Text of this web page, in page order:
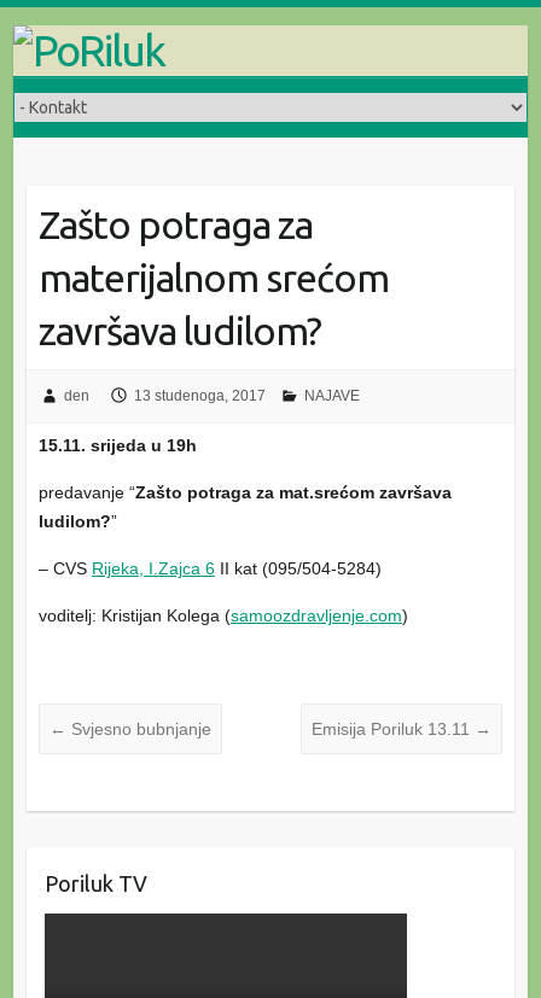
content
Zašto potraga za
materijalnom srećom
završava ludilom?
den 13 studenoga, 2017 NAJAVE
15.11. srijeda u 19h
predavanje “Zašto potraga za mat.srećom završava
ludilom?”
– CVS Rijeka, I.Zajca 6II kat (095/504-5284)
voditelj: Kristijan Kolega (samoozdravljenje.com)
← Svjesno bubnjanje Emisija Poriluk 13.11 →
Poriluk TV